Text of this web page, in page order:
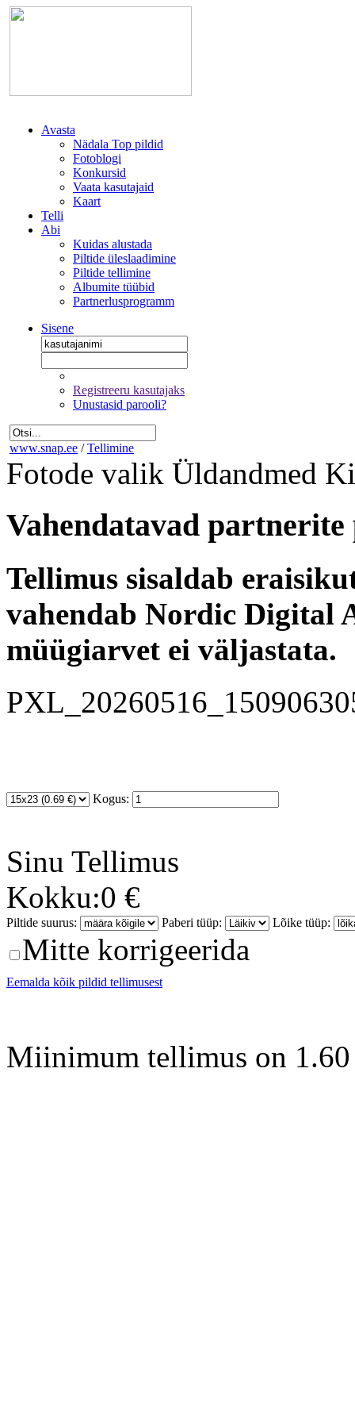
Avasta
Nädala Top pildid
Fotoblogi
Konkursid
Vaata kasutajaid
Kaart
Telli
Abi
Kuidas alustada
Piltide üleslaadimine
Piltide tellimine
Albumite tüübid
Partnerlusprogramm
Sisene
Registreeru kasutajaks
Unustasid parooli?
www.snap.ee / Tellimine
Fotode valik Üldandmed
Vahendatavad
Tellimus sisaldab
vahendab Nordic Digital
müügiarvet ei väljastata.
Kogus:
Sinu Tellimus
Kokku:0 €
Piltide suurus: Paberi tüüp: Lõike tüüp:
Mitte korrigeerida
Eemalda kõik pildid tellimusest
Miinimum tellimus on